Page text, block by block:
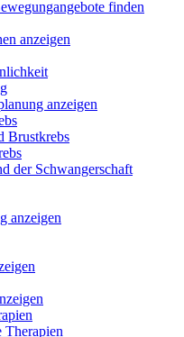
finden
anzeigen
anzeigen
Brustkrebs
der Schwangerschaft
anzeigen
Therapien